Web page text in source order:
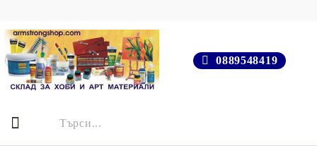
0889548419